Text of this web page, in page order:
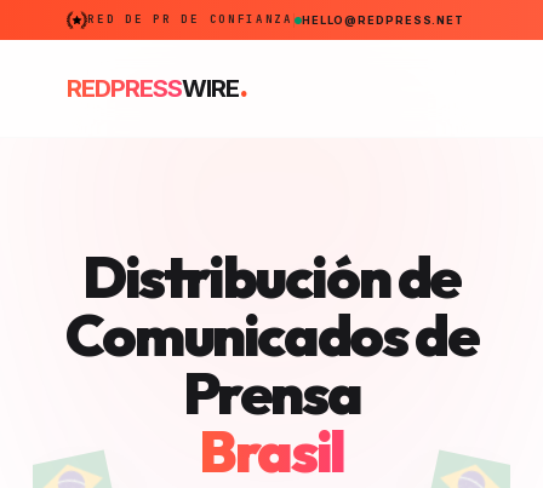
RED DE PR DE CONFIANZA HELLO@REDPRESS.NET
REDPRESSWIRE.
Distribución de
Comunicados de
Prensa
Brasil